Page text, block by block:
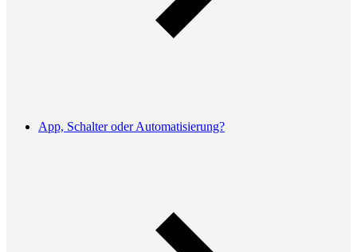
App, Schalter oder Automatisierung?